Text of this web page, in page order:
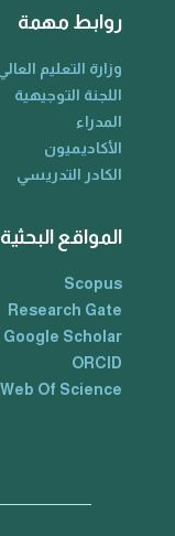
روابط مهمة
وزارة التعليم
اللجنة التوجيهية
المدراء
الأكاديميون
الكادر التدريسي
المواقع البحثية
Scopus
Research Gate
Google Scholar
ORCID
Web Of Science